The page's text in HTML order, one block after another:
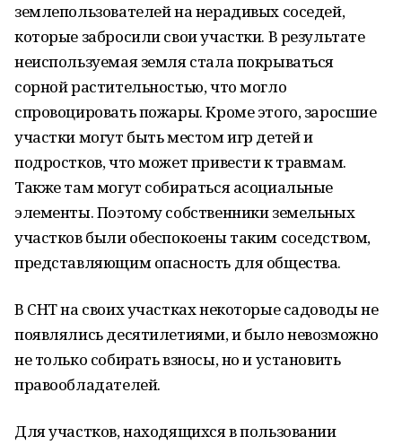
землепользователей на нерадивых соседей,
которые забросили свои участки. В результате
неиспользуемая земля стала покрываться
сорной растительностью, что могло
спровоцировать пожары. Кроме этого, заросшие
участки могут быть местом игр детей и
подростков, что может привести к травмам.
Также там могут собираться асоциальные
элементы. Поэтому собственники земельных
участков были обеспокоены таким соседством,
представляющим опасность для общества.
В СНТ на своих участках некоторые садоводы не
появлялись десятилетиями, и было невозможно
не только собирать взносы, но и установить
правообладателей.
Для участков, находящихся в пользовании